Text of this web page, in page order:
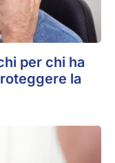
per chi ha
la